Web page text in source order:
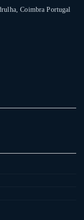
Coimbra Portugal